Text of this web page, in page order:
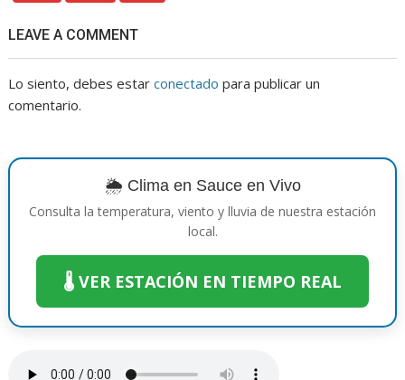
LEAVE A COMMENT
Lo siento, debes estarconectado para publicar un
comentario.
🌦️ Clima en Sauce en Vivo
Consulta la temperatura, viento y lluvia de nuestra estación
local.
🌡️ VER ESTACIÓN EN TIEMPO REAL